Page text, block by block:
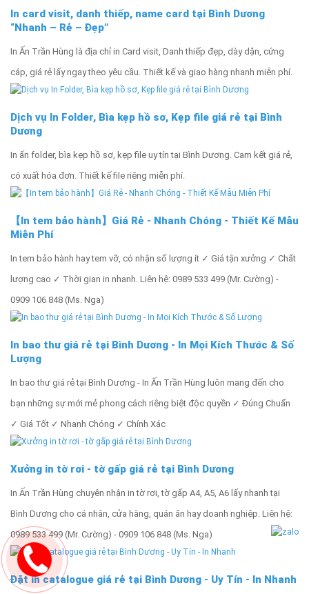
In card visit, danh thiếp, name card tại Bình Dương
“Nhanh – Rẻ – Đẹp”
In Ấn Trần Hùng là địa chỉ in Card visit, Danh thiếp đẹp, dày dặn, cứng
cáp, giá rẻ lấy ngay theo yêu cầu. Thiết kế và giao hàng nhanh miễn phí.
Dịch vụ In Folder, Bìa kẹp hồ sơ, Kẹp file giá rẻ tại Bình
Dương
In ấn folder, bìa kẹp hồ sơ, kẹp file uy tín tại Bình Dương. Cam kết giá rẻ,
có xuất hóa đơn. Thiết kế file riêng miễn phí.
【In tem bảo hành】Giá Rẻ - Nhanh Chóng - Thiết Kế Mẫu
Miễn Phí
In tem bảo hành hay tem vỡ, có nhận số lượng ít ✓ Giá tận xưởng ✓ Chất
lượng cao ✓ Thời gian in nhanh. Liên hệ: 0989 533 499 (Mr. Cường) -
0909 106 848 (Ms. Nga)
In bao thư giá rẻ tại Bình Dương - In Mọi Kích Thước & Số
Lượng
In bao thư giá rẻ tại Bình Dương - In Ấn Trần Hùng luôn mang đến cho
bạn những sự mới mẻ phong cách riêng biệt độc quyền ✓ Đúng Chuẩn
✓ Giá Tốt ✓ Nhanh Chóng ✓ Chính Xác
Xưởng in tờ rơi - tờ gấp giá rẻ tại Bình Dương
In Ấn Trần Hùng chuyên nhận in tờ rơi, tờ gấp A4, A5, A6 lấy nhanh tại
Bình Dương cho cá nhân, cửa hàng, quán ăn hay doanh nghiệp. Liên hệ:
0989 533 499 (Mr. Cường) - 0909 106 848 (Ms. Nga)
Đặt in catalogue giá rẻ tại Bình Dương - Uy Tín - In Nhanh